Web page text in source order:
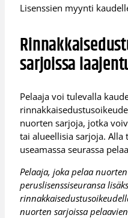
Lisenssien myynti
sarjoissa
Pelaaja voi tulevalla
nuorten sarjoja, jotka
tai alueellisia sarjoja.
useamassa seurassa
Pelaaja, joka pelaa
peruslisenssiseuransa
nuorten sarjoissa